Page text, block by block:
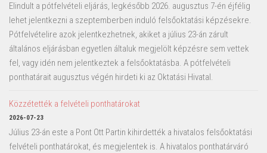
Elindult a pótfelvételi eljárás, legkésőbb 2026. augusztus 7-én éjfélig
lehet jelentkezni a szeptemberben induló felsőoktatási képzésekre.
Pótfelvételire azok jelentkezhetnek, akiket a július 23-án zárult
általános eljárásban egyetlen általuk megjelölt képzésre sem vettek
fel, vagy idén nem jelentkeztek a felsőoktatásba. A pótfelvételi
ponthatárait augusztus végén hirdeti ki az Oktatási Hivatal.
Közzétették a felvételi ponthatárokat
2026-07-23
Július 23-án este a Pont Ott Partin kihirdették a hivatalos felsőoktatási
felvételi ponthatárokat, és megjelentek is. A hivatalos ponthatárváró